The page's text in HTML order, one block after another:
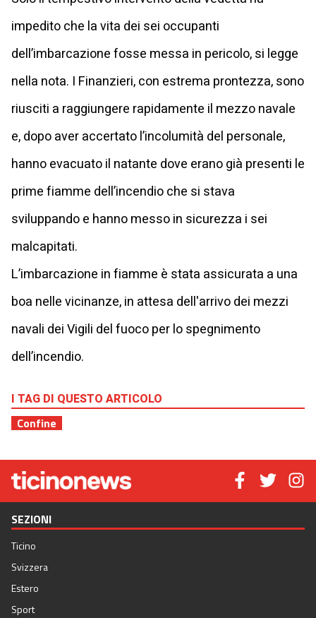
impedito che la vita dei sei occupanti
dell’imbarcazione fosse messa in pericolo, si legge
nella nota. I Finanzieri, con estrema prontezza, sono
riusciti a raggiungere rapidamente il mezzo navale
e, dopo aver accertato l’incolumità del personale,
hanno evacuato il natante dove erano già presenti le
prime fiamme dell’incendio che si stava
sviluppando e hanno messo in sicurezza i sei
malcapitati.
L’imbarcazione in fiamme è stata assicurata a una
boa nelle vicinanze, in attesa dell'arrivo dei mezzi
navali dei Vigili del fuoco per lo spegnimento
dell’incendio.
I TAG DI QUESTO ARTICOLO
Confine
SEZIONI
Ticino
Svizzera
Estero
Sport